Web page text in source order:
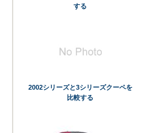
する
2002シリーズと3シリーズクーペを
比較する